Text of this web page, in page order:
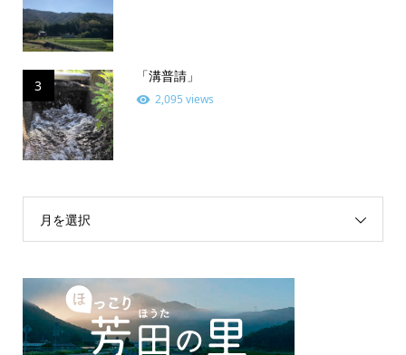
3
「溝普請」
2,095 views
月を選択